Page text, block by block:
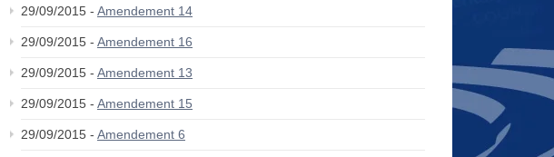
29/09/2015 - Amendement 14
29/09/2015 - Amendement 16
29/09/2015 - Amendement 13
29/09/2015 - Amendement 15
29/09/2015 - Amendement 6